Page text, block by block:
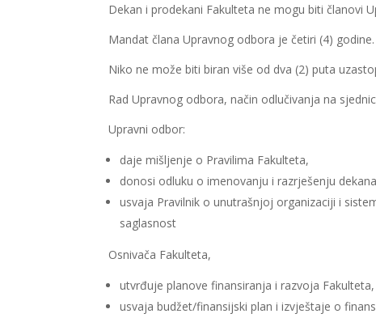
Dekan i prodekani Fakulteta ne mogu biti članovi
Mandat člana Upravnog odbora je četiri (4) godine.
Niko ne može biti biran više od dva (2) puta
Rad Upravnog odbora, način odlučivanja na
Upravni odbor:
daje mišljenje o Pravilima Fakulteta,
donosi odluku o imenovanju i razrješenju
usvaja Pravilnik o unutrašnjoj organizaciji i
saglasnost
Osnivača Fakulteta,
utvrđuje planove finansiranja i razvoja Fakulteta,
usvaja budžet/finansijski plan i izvještaje o